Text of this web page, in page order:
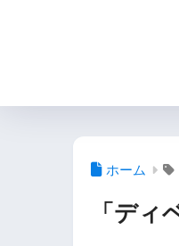
ホーム
「ディ